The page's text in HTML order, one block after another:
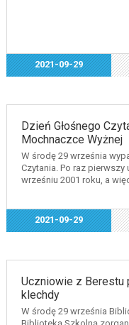
2021-09-29
Dzień Głośnego
Mochnaczce Wyżnej
W środę 29 września
Czytania. Po raz
wrześniu 2001 roku, a
2021-09-29
Uczniowie z Berestu
klechdy
W środę 29 września